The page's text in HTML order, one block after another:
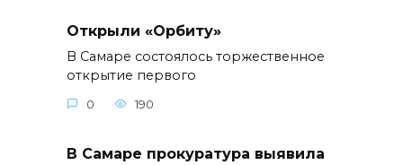
Открыли «Орбиту»
В Самаре состоялось торжественное
открытие первого
0 190
В Самаре прокуратура выявила